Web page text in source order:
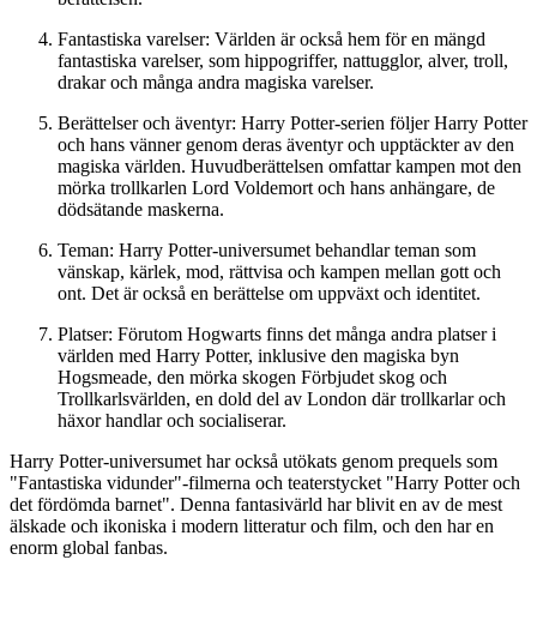
Fantastiska varelser: Världen är också hem för en mängd
fantastiska varelser, som hippogriffer, nattugglor, alver, troll,
drakar och många andra magiska varelser.
Berättelser och äventyr: Harry Potter-serien följer Harry Potter
och hans vänner genom deras äventyr och upptäckter av den
magiska världen. Huvudberättelsen omfattar kampen mot den
mörka trollkarlen Lord Voldemort och hans anhängare, de
dödsätande maskerna.
Teman: Harry Potter-universumet behandlar teman som
vänskap, kärlek, mod, rättvisa och kampen mellan gott och
ont. Det är också en berättelse om uppväxt och identitet.
Platser: Förutom Hogwarts finns det många andra platser i
världen med Harry Potter, inklusive den magiska byn
Hogsmeade, den mörka skogen Förbjudet skog och
Trollkarlsvärlden, en dold del av London där trollkarlar och
häxor handlar och socialiserar.
Harry Potter-universumet har också utökats genom prequels som
"Fantastiska vidunder"-filmerna och teaterstycket "Harry Potter och
det fördömda barnet". Denna fantasivärld har blivit en av de mest
älskade och ikoniska i modern litteratur och film, och den har en
enorm global fanbas.